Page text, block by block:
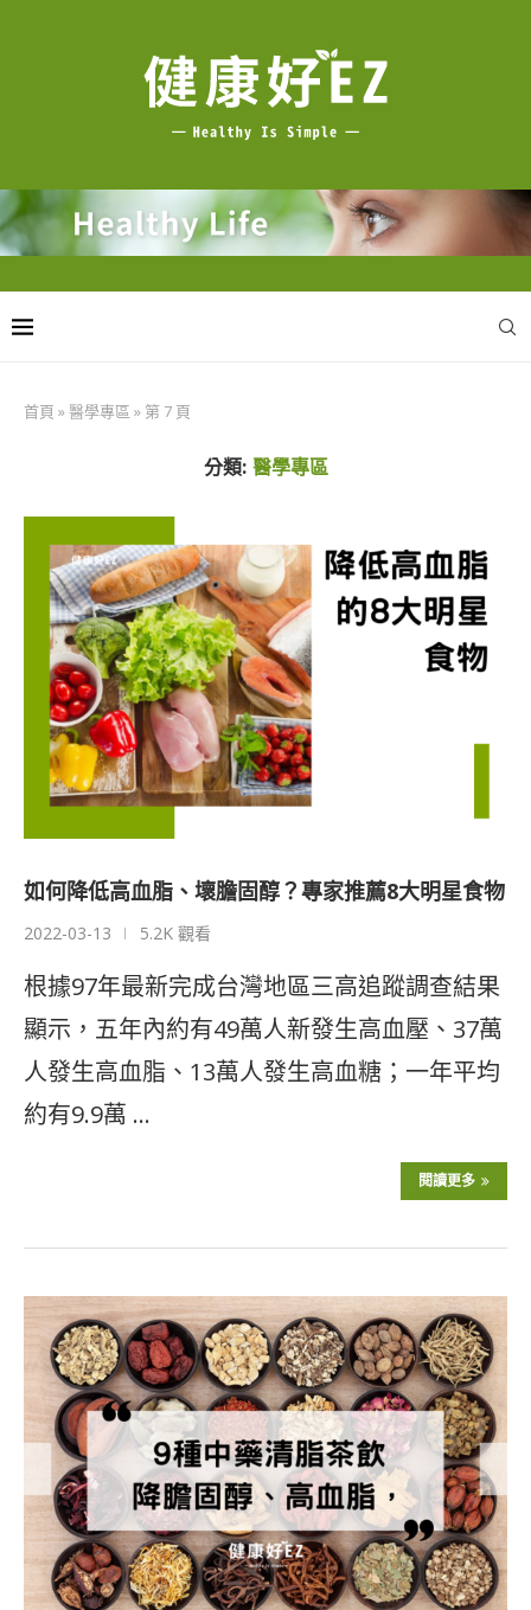
首頁 »醫學專區 » 第 7 頁
分類: 醫學專區
如何降低高血脂、壞膽固醇？專家推薦8大明星食物
2022-03-13 5.2K 觀看
根據97年最新完成台灣地區三高追蹤調查結果
顯示，五年內約有49萬人新發生高血壓、37萬
人發生高血脂、13萬人發生高血糖；一年平均
約有9.9萬 …
閱讀更多